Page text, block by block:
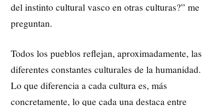
del instinto cultural vasco en otras culturas?” me
preguntan.
Todos los pueblos reflejan, aproximadamente, las
diferentes constantes culturales de la humanidad.
Lo que diferencia a cada cultura es, más
concretamente, lo que cada una destaca entre